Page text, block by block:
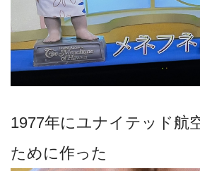
1977年にユナイテッド航
ために作った